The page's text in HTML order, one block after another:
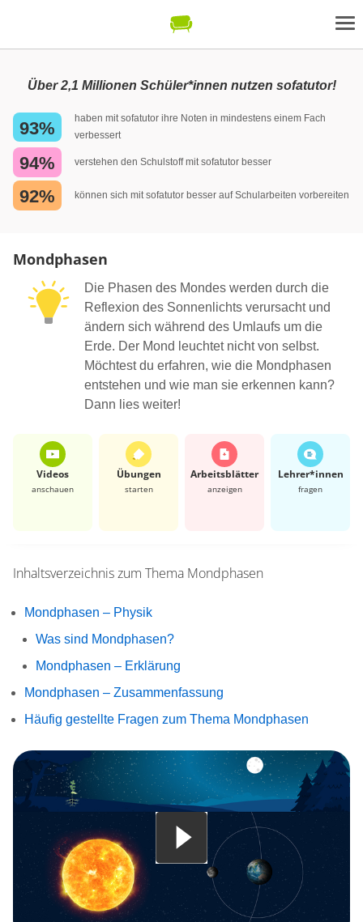
Über 2,1 Millionen Schüler*innen nutzen sofatutor!
93%
haben mit sofatutor ihre Noten in mindestens einem Fach
verbessert
94% verstehen den Schulstoff mit sofatutor besser
92% können sich mit sofatutor besser auf Schularbeiten vorbereiten
Mondphasen
Die Phasen des Mondes werden durch die
Reflexion des Sonnenlichts verursacht und
ändern sich während des Umlaufs um die
Erde. Der Mond leuchtet nicht von selbst.
Möchtest du erfahren, wie die Mondphasen
entstehen und wie man sie erkennen kann?
Dann lies weiter!
Videos
anschauen
Übungen
starten
Arbeits­blätter
anzeigen
Lehrer*​innen
fragen
Inhaltsverzeichnis zum Thema Mondphasen
Mondphasen – Physik
Was sind Mondphasen?
Mondphasen – Erklärung
Mondphasen – Zusammenfassung
Häufig gestellte Fragen zum Thema Mondphasen